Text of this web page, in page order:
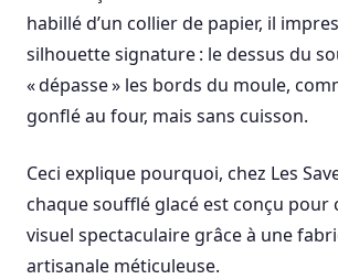
habillé d’un collier de papier, il
silhouette signature : le dessus du
« dépasse » les bords du moule,
gonflé au four, mais sans cuisson.
Ceci explique pourquoi, chez Les
chaque soufflé glacé est conçu pour
visuel spectaculaire grâce à une
artisanale méticuleuse.